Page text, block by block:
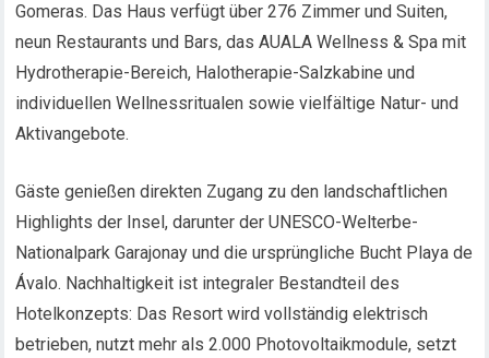
Gomeras. Das Haus verfügt über 276 Zimmer und Suiten,
neun Restaurants und Bars, das AUALA Wellness & Spa mit
Hydrotherapie-Bereich, Halotherapie-Salzkabine und
individuellen Wellnessritualen sowie vielfältige Natur- und
Aktivangebote.
Gäste genießen direkten Zugang zu den landschaftlichen
Highlights der Insel, darunter der UNESCO-Welterbe-
Nationalpark Garajonay und die ursprüngliche Bucht Playa de
Ávalo. Nachhaltigkeit ist integraler Bestandteil des
Hotelkonzepts: Das Resort wird vollständig elektrisch
betrieben, nutzt mehr als 2.000 Photovoltaikmodule, setzt